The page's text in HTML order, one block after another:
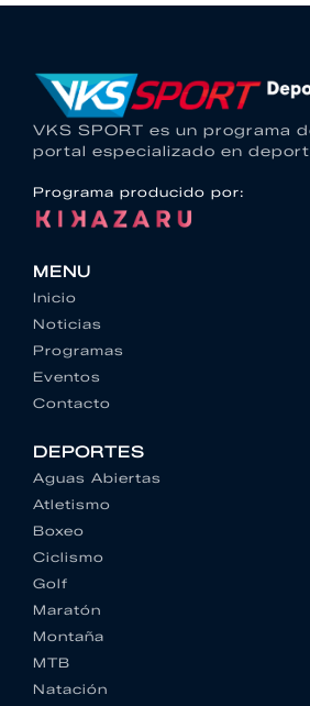
VKS SPORT es un programa
portal especializado en
Programa producido por:
MENU
Inicio
Noticias
Programas
Eventos
Contacto
DEPORTES
Aguas Abiertas
Atletismo
Boxeo
Ciclismo
Golf
Maratón
Montaña
MTB
Natación